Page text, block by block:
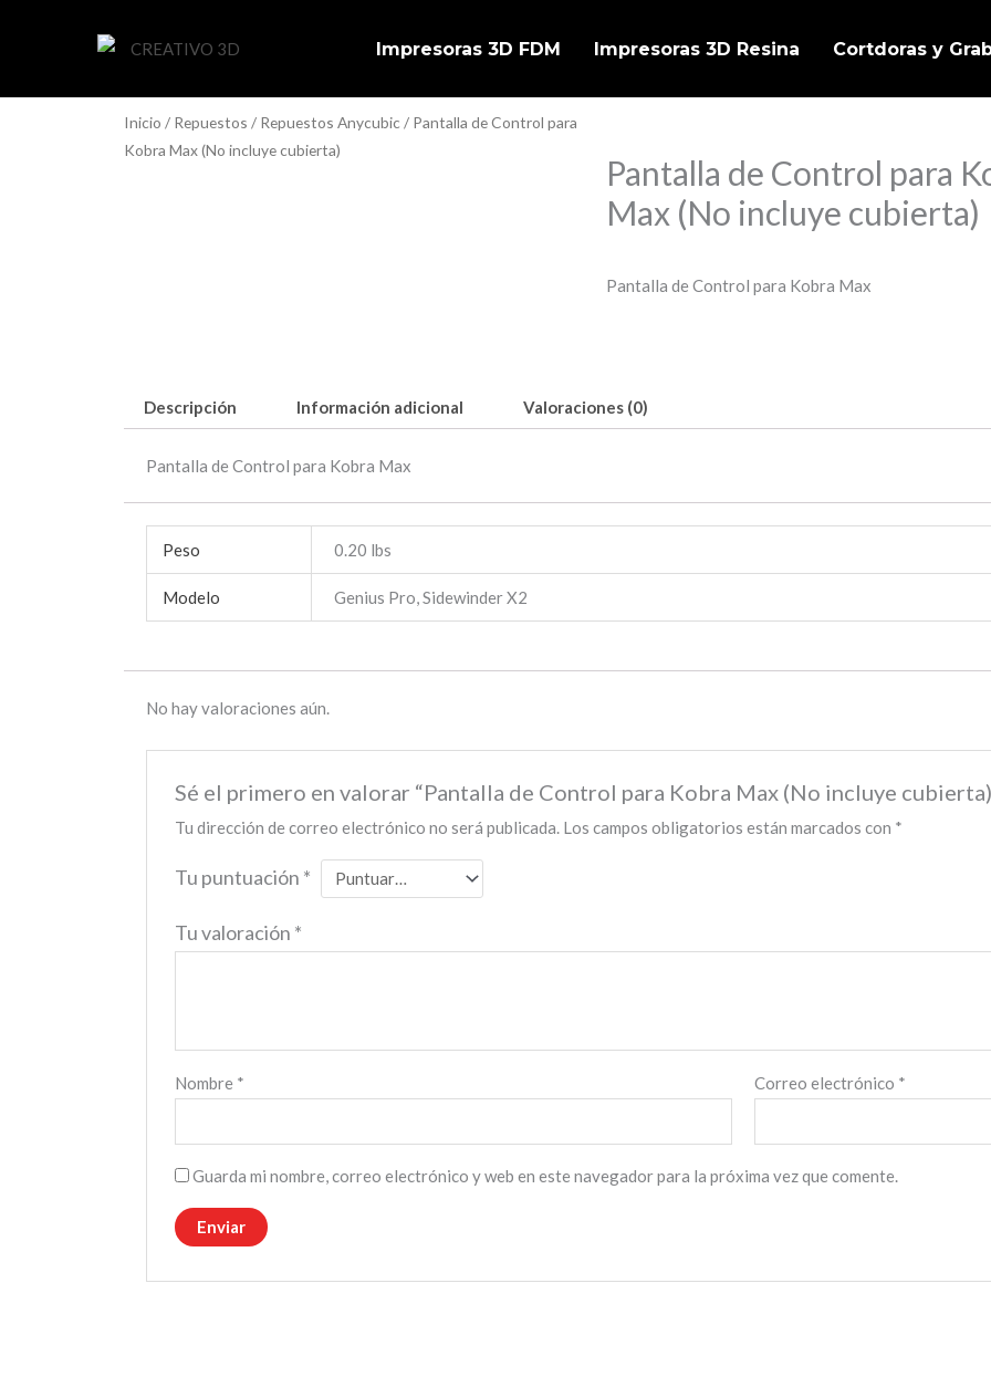
Impresoras 3D FDM Impresoras 3D Resina Cortdoras y
Inicio / Repuestos / Repuestos Anycubic / Pantalla de Control para
Kobra Max (No incluye cubierta)
Pantalla de Control para
Max (No incluye cubierta)
Pantalla de Control para Kobra Max
Descripción Información adicional Valoraciones (0)
Pantalla de Control para Kobra Max
Peso 0.20 lbs
Modelo Genius Pro, Sidewinder X2
No hay valoraciones aún.
Sé el primero en valorar “Pantalla de Control para Kobra Max (No incluye
Tu dirección de correo electrónico no será publicada. Los campos obligatorios están marcados con *
Tu puntuación *
Tu valoración *
Nombre * Correo electrónico *
Guarda mi nombre, correo electrónico y web en este navegador para la próxima vez que comente.